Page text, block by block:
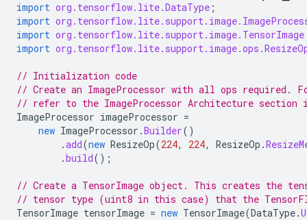
import org.tensorflow.lite.DataType ;
import
import org.tensorflow.lite.support.image.TensorImage
import
// Initialization code
// Create an ImageProcessor with all ops required.
// refer to the ImageProcessor Architecture section
ImageProcessor imageProcessor =
new ImageProcessor .Builder()
.add(new ResizeOp(224, 224, ResizeOp .
.build();
// Create a TensorImage object. This creates the
// tensor type (uint8 in this case) that the
TensorImage tensorImage = new TensorImage(DataType.